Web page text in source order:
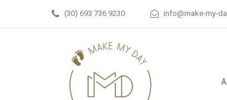
(30) 693 736 9230 info@make-my-